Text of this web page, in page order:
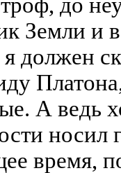
до
Земли и
должен
А ведь
носил
время,